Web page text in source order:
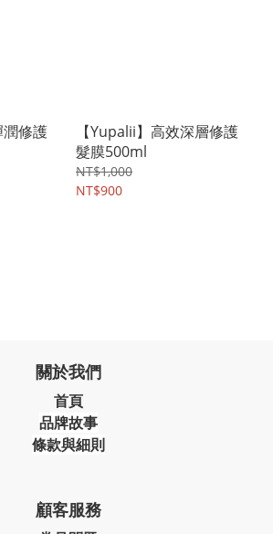
潤修護
【Yupalii】高效深層修護
髮膜500ml
NT$1,000
NT$900
關於我們
首頁
品牌故事
條款與細則
顧客服務